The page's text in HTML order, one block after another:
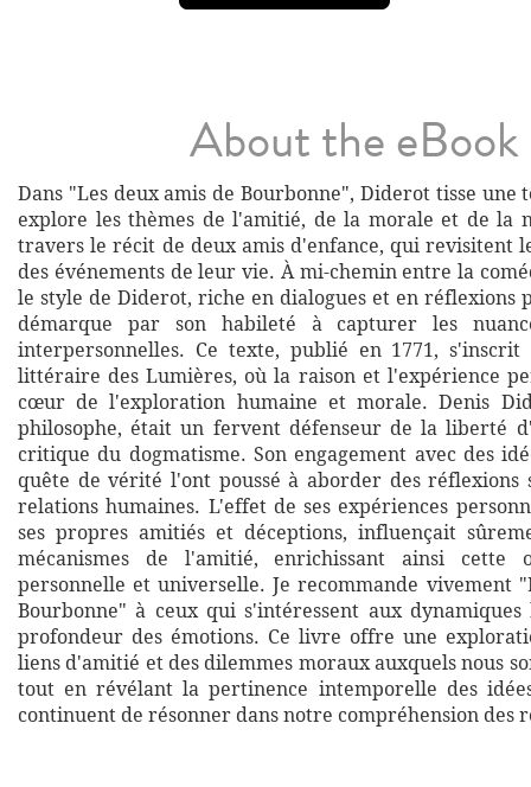
About the eBook
Dans "Les deux amis de Bourbonne", Diderot tisse
explore les thèmes de l'amitié, de la morale et de la
travers le récit de deux amis d'enfance, qui revisitent
des événements de leur vie. À mi-chemin entre la
le style de Diderot, riche en dialogues et en réflexions
démarque par son habileté à capturer les
interpersonnelles. Ce texte, publié en 1771, s'inscrit
littéraire des Lumières, où la raison et l'expérience
cœur de l'exploration humaine et morale. Denis
philosophe, était un fervent défenseur de la liberté
critique du dogmatisme. Son engagement avec des
quête de vérité l'ont poussé à aborder des réflexions
relations humaines. L'effet de ses expériences
ses propres amitiés et déceptions, influençait
mécanismes de l'amitié, enrichissant ainsi
personnelle et universelle. Je recommande vivement
Bourbonne" à ceux qui s'intéressent aux
profondeur des émotions. Ce livre offre une
liens d'amitié et des dilemmes moraux auxquels nous
tout en révélant la pertinence intemporelle des
continuent de résonner dans notre compréhension des